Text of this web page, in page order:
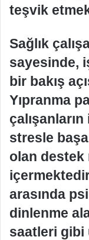
teşvik
Sağlık
sayesinde,
bir bakış
Yıpranma
stresle başa
olan destek
arasında
dinlenme
saatleri gibi